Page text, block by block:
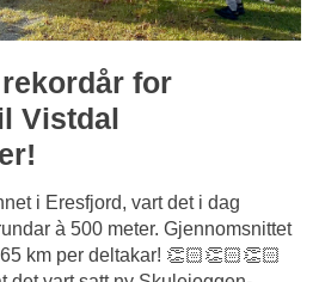
for
Vistdal
i Eresfjord, vart det i dag
à 500 meter. Gjennomsnittet
km per deltakar! 👏🏻👏🏻👏🏻